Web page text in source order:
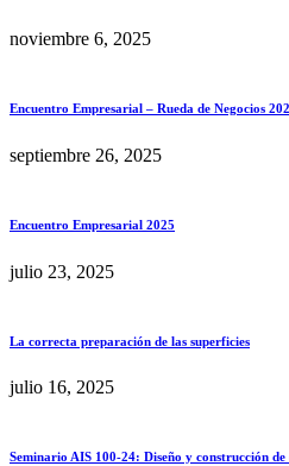
noviembre 6, 2025
Encuentro Empresarial – Rueda de Negocios
septiembre 26, 2025
Encuentro Empresarial 2025
julio 23, 2025
La correcta preparación de las superficies
julio 16, 2025
Seminario AIS 100-24: Diseño y construcción de